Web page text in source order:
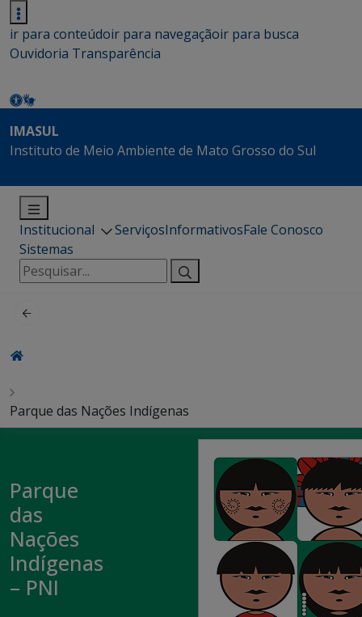
ir para conteúdoir para navegaçãoir para busca
Ouvidoria Transparência
IMASUL
Instituto de Meio Ambiente de Mato Grosso do Sul
Institucional ServiçosInformativosFale Conosco
Sistemas
Pesquisar
por:
Parque das Nações Indígenas
Parque
das
Nações
Indígenas
– PNI